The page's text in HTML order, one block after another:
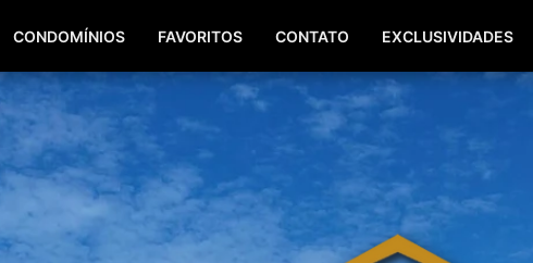
(51) 99940-0629 (51) 3142-
CONDOMÍNIOS FAVORITOS CONTATO EXCLUSIVIDADES